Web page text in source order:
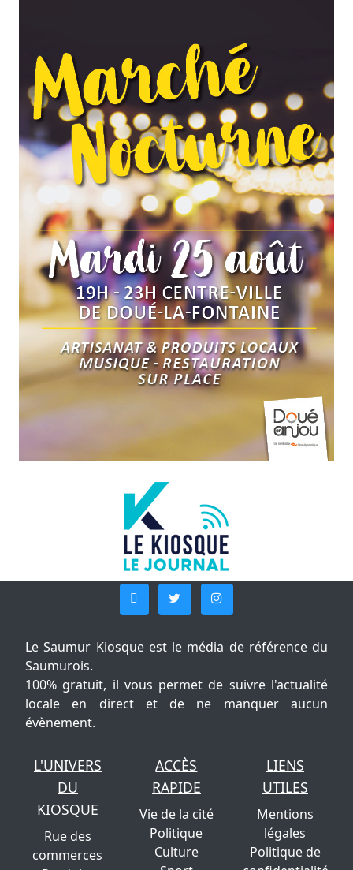
Le Saumur Kiosque est le média de référence du
Saumurois.
100% gratuit, il vous permet de suivre l'actualité
locale en direct et de ne manquer aucun
évènement.
L'UNIVERS
DU
KIOSQUE
Rue des
commerces
ACCÈS
RAPIDE
Vie de la cité
Politique
Culture
LIENS
UTILES
Mentions
légales
Politique de